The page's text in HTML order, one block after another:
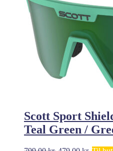
Scott Sport
Teal Green /